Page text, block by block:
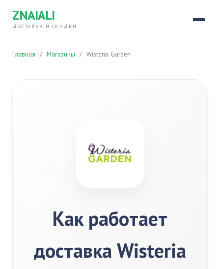
ZNAIALI
ДОСТАВКА И СКИДКИ
Главная / Магазины / Wisteria Garden
Как работает
доставка Wisteria